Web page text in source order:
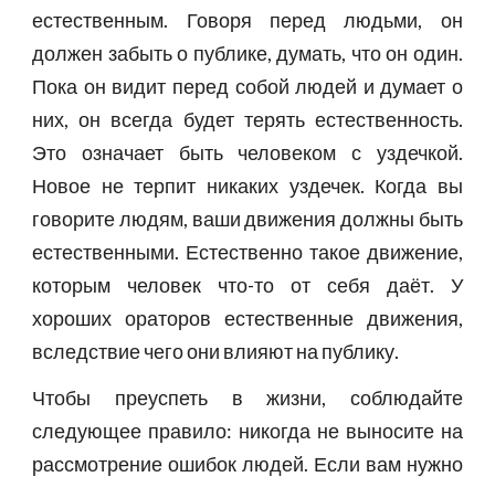
естественным. Говоря перед людьми, он
должен забыть о публике, думать, что он один.
Пока он видит перед собой людей и думает о
них, он всегда будет терять естественность.
Это означает быть человеком с уздечкой.
Новое не терпит никаких уздечек. Когда вы
говорите людям, ваши движения должны быть
естественными. Естественно такое движение,
которым человек что-то от себя даёт. У
хороших ораторов естественные движения,
вследствие чего они влияют на публику.
Чтобы преуспеть в жизни, соблюдайте
следующее правило: никогда не выносите на
рассмотрение ошибок людей. Если вам нужно